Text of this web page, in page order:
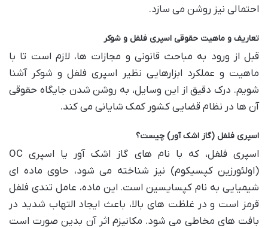
احتمالی نیز روشن می سازد.
تعاریف و ماهیت حقوقی اسپری فلفل و شوکر
قبل از ورود به مباحث قانونی و مجازات ها، لازم است تا با
ماهیت و عملکرد ابزارهایی نظیر اسپری فلفل و شوکر آشنا
شویم. درک دقیق از این وسایل، به روشن شدن جایگاه حقوقی
آن ها در نظام قضایی کشور کمک شایانی می کند.
اسپری فلفل (گاز اشک آور) چیست؟
اسپری فلفل، که با نام های گاز اشک آور یا اسپری OC
(اولئورزین کپسیکوم) نیز شناخته می شود، حاوی ماده ای
شیمیایی به نام کپسایسین است. این ماده، عامل تندی فلفل
قرمز است و در غلظت های بالا، باعث ایجاد التهاب شدید در
بافت های مخاطی می شود. مکانیزم اثر آن بدین صورت است